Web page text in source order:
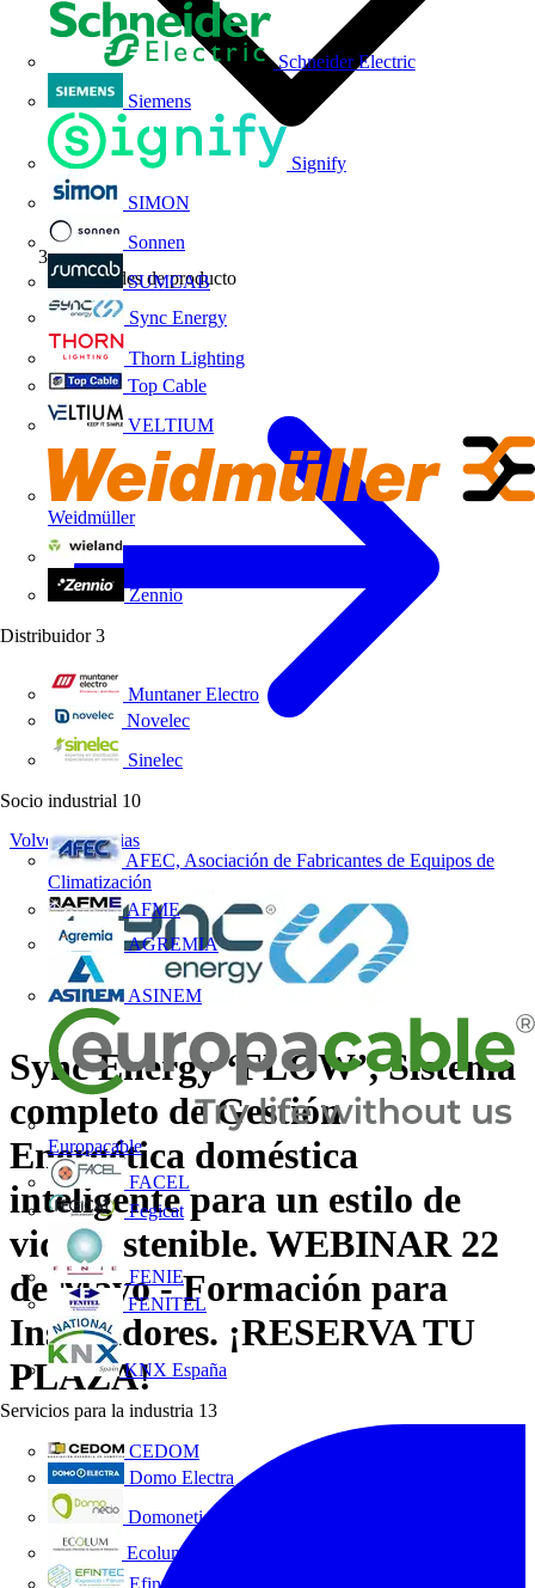
Schneider Electric
Siemens
Signify
SIMON
Sonnen
SUMCAB
Sync Energy
Thorn Lighting
Top Cable
VELTIUM
Weidmüller
Zennio
Distribuidor 3
Muntaner Electro
Novelec
Sinelec
Socio industrial 10
AFEC, Asociación de Fabricantes de Equipos de
Climatización
AFME
AGREMIA
ASINEM
Europacable
FACEL
Fegicat
FENIE
FENITEL
KNX España
Servicios para la industria 13
CEDOM
Domo Electra
Domonetio
Ecolum
Efintec
Novedades de producto
Volver a Noticias
Sync Energy ‘FLOW’, Sistema
completo de Gestión
Energética doméstica
inteligente para un estilo de
vida sostenible. WEBINAR 22
de Mayo - Formación para
Instaladores. ¡RESERVA TU
PLAZA!